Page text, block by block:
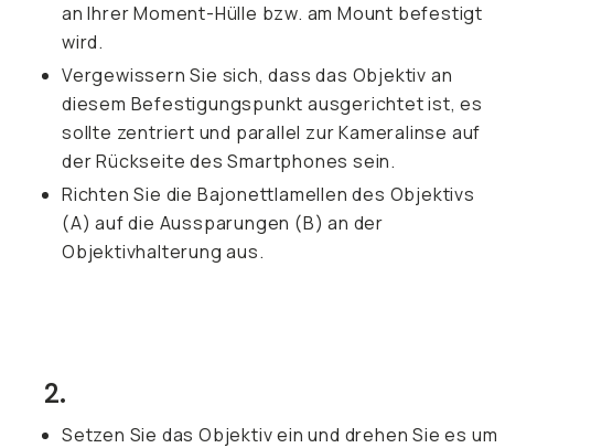
an Ihrer Moment-Hülle bzw. am Mount befestigt
wird.
Vergewissern Sie sich, dass das Objektiv an
diesem Befestigungspunkt ausgerichtet ist, es
sollte zentriert und parallel zur Kameralinse auf
der Rückseite des Smartphones sein.
Richten Sie die Bajonettlamellen des Objektivs
(A) auf die Aussparungen (B) an der
Objektivhalterung aus.
2.
Setzen Sie das Objektiv ein und drehen Sie es um